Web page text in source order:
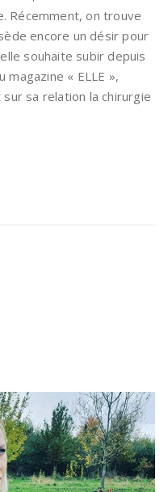
Récemment, on trouve
encore un désir pour
souhaite subir depuis
magazine « ELLE »,
sa relation la chirurgie